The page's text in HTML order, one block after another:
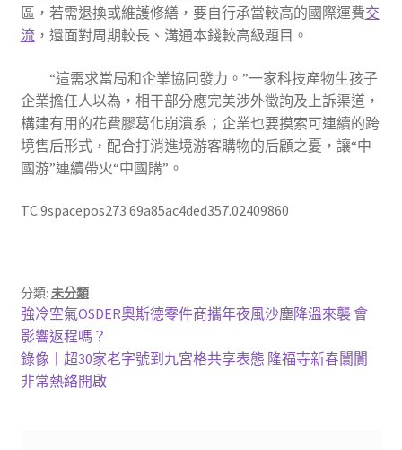
區，若需退換或維護修繕，要自行承當較高的國際運費交
流 ，還面對周期較長、溝通本錢較高級題目。
“這需求當局和企業協同發力。”一家科技產物生孩子
企業擔任人以為，相干部分應完美涉外徵詢及上訴渠道，
構建有用的花費膠葛化崩潰系；企業也要摸索可連續的跨
境售后形式，配合打消進境游客購物的后顧之憂，讓“中
國游”連續帶火“中國購”。
TC:9spacepos273 69a85ac4ded357.02409860
分類: 未分類
文
章
導
上
一
篇
文
強冷空氣OSDER奧斯德零件商攜年夜風沙塵降溫來襲 會
影響返程嗎？
下
一
錄像丨超30家老字號到九宮格共享表態 隆福寺新春闤闠
非常熱絡開啟